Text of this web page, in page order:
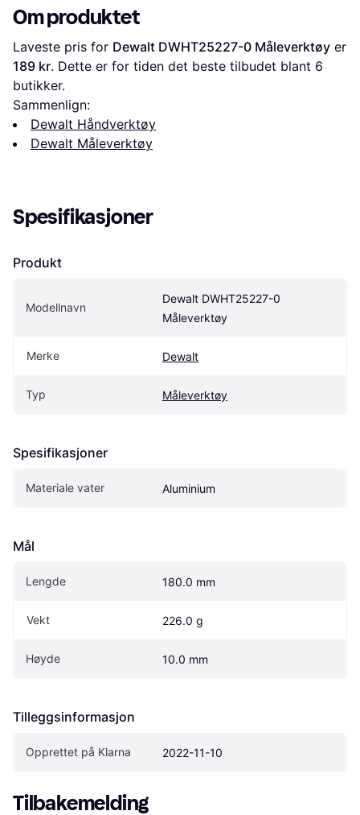
Om produktet
Laveste pris for Dewalt DWHT25227-0 Måleverktøy
189 kr. Dette er for tiden det beste tilbudet blant 6
butikker.
Sammenlign:
Dewalt Håndverktøy
Dewalt Måleverktøy
Spesifikasjoner
Produkt
Modellnavn
Dewalt DWHT25227-0
Måleverktøy
Merke Dewalt
Typ Måleverktøy
Spesifikasjoner
Materiale vater Aluminium
Mål
Lengde 180.0 mm
Vekt 226.0 g
Høyde 10.0 mm
Tilleggsinformasjon
Opprettet på Klarna 2022-11-10
Tilbakemelding